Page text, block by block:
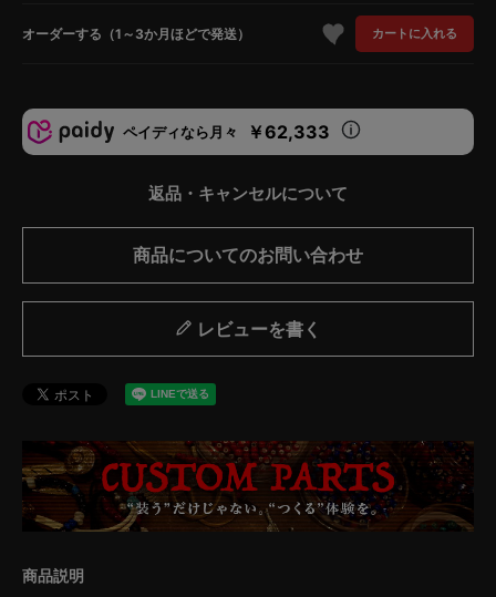
オーダーする（1～3か月ほどで発送） カートに入れる
ペイディなら月々 ￥62,333
返品・キャンセルについて
商品についてのお問い合わせ
レビューを書く